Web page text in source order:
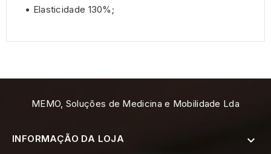
• Elasticidade 130%;
MEMO, Soluções de Medicina e Mobilidade Lda
INFORMAÇÃO DA LOJA 